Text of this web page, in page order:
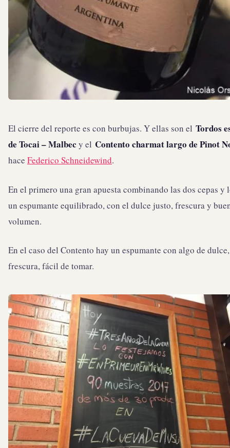
El cierre del reporte es con burbujas. Y ellas son el Tordos
de Tocai – Malbec y el Contento charmat largo de Pinot
hace Federico Schneidewind.
En el primero una gran apuesta combinando las dos cepas y
un espumante equilibrado, con el dulce justo, frescura y
volumen.
En el caso del Contento hay un espumante con algo de
frescura, fácil de tomar.